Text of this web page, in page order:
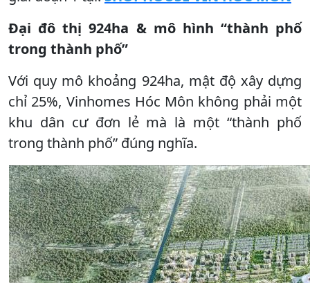
Đại đô thị 924ha & mô hình “thành phố
trong thành phố”
Với quy mô khoảng 924ha, mật độ xây dựng
chỉ 25%, Vinhomes Hóc Môn không phải một
khu dân cư đơn lẻ mà là một “thành phố
trong thành phố” đúng nghĩa.